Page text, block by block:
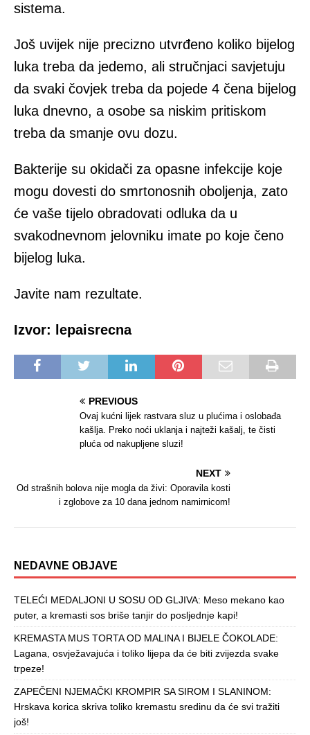
sistema.
Još uvijek nije precizno utvrđeno koliko bijelog
luka treba da jedemo, ali stručnjaci savjetuju
da svaki čovjek treba da pojede 4 čena bijelog
luka dnevno, a osobe sa niskim pritiskom
treba da smanje ovu dozu.
Bakterije su okidači za opasne infekcije koje
mogu dovesti do smrtonosnih oboljenja, zato
će vaše tijelo obradovati odluka da u
svakodnevnom jelovniku imate po koje čeno
bijelog luka.
Javite nam rezultate.
Izvor: lepaisrecna
PREVIOUS
Ovaj kućni lijek rastvara sluz u plućima i oslobađa
kašlja. Preko noći uklanja i najteži kašalj, te čisti
pluća od nakupljene sluzi!
NEXT
Od strašnih bolova nije mogla da živi: Oporavila kosti
i zglobove za 10 dana jednom namirnicom!
NEDAVNE OBJAVE
TELEĆI MEDALJONI U SOSU OD GLJIVA: Meso mekano kao
puter, a kremasti sos briše tanjir do posljednje kapi!
KREMASTA MUS TORTA OD MALINA I BIJELE ČOKOLADE:
Lagana, osvježavajuća i toliko lijepa da će biti zvijezda svake
trpeze!
ZAPEČENI NJEMAČKI KROMPIR SA SIROM I SLANINOM:
Hrskava korica skriva toliko kremastu sredinu da će svi tražiti
još!